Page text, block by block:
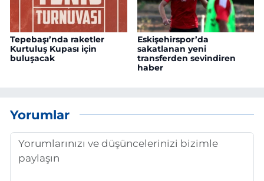
Tepebaşı’nda raketler
Kurtuluş Kupası için
buluşacak
Eskişehirspor’da
sakatlanan yeni
transferden sevindiren
haber
Yorumlar